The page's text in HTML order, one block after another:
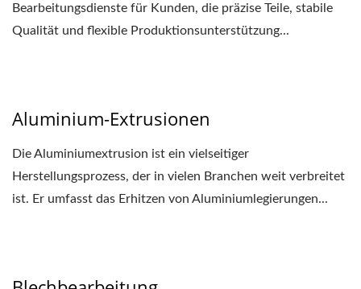
Bearbeitungsdienste für Kunden, die präzise Teile, stabile
Qualität und flexible Produktionsunterstützung...
Aluminium-Extrusionen
Die Aluminiumextrusion ist ein vielseitiger
Herstellungsprozess, der in vielen Branchen weit verbreitet
ist. Er umfasst das Erhitzen von Aluminiumlegierungen...